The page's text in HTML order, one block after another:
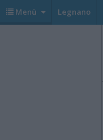
Menù Legnano